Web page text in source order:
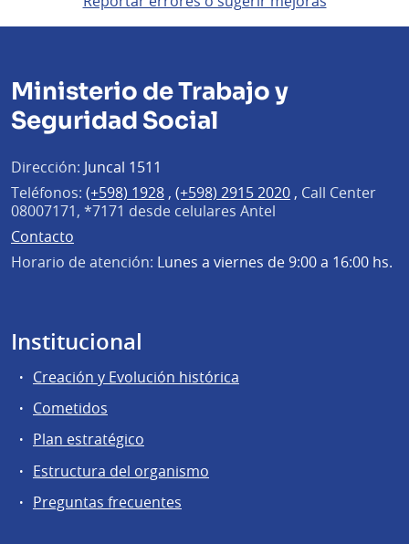
Ministerio de Trabajo y
Seguridad Social
Dirección: Juncal 1511
Teléfonos: (+598) 1928 , (+598) 2915 2020 , Call Center
08007171, *7171 desde celulares Antel
Contacto
Horario de atención: Lunes a viernes de 9:00 a 16:00 hs.
Institucional
Creación y Evolución histórica
Cometidos
Plan estratégico
Estructura del organismo
Preguntas frecuentes